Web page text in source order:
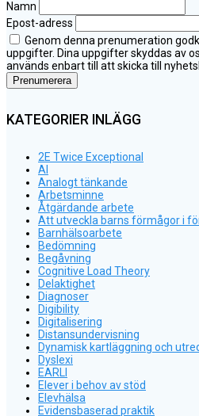
Namn
Epost-adress
Genom denna prenumeration
uppgifter. Dina uppgifter skyddas av
används enbart till att skicka till
KATEGORIER INLÄGG
2E Twice Exceptional
AI
Analogt tänkande
Arbetsminne
Åtgärdande arbete
Att utveckla barns förmågor i
Barnhälsoarbete
Bedömning
Begåvning
Cognitive Load Theory
Delaktighet
Diagnoser
Digibility
Digitalisering
Distansundervisning
Dynamisk kartläggning och
Dyslexi
EARLI
Elever i behov av stöd
Elevhälsa
Evidensbaserad praktik